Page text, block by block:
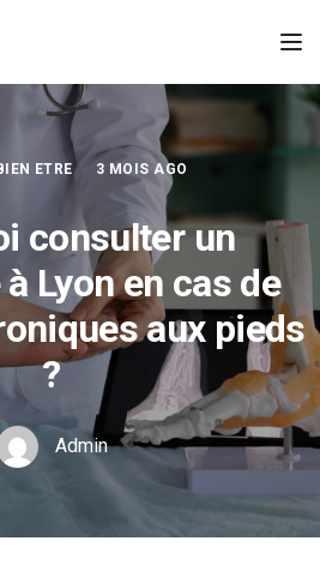
ETRE 3 MOIS AGO
consulter un
Lyon en cas de
aux pieds
?
Admin